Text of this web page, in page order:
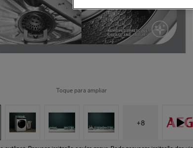
Toque para ampliar
+8